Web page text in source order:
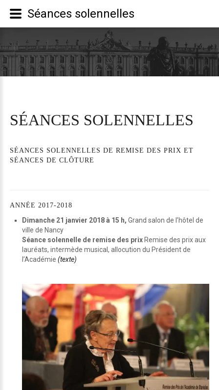
SÉANCES SOLENNELLES
SÉANCES SOLENNELLES DE REMISE DES PRIX ET
SÉANCES DE CLÔTURE
ANNÉE 2017-2018
Dimanche 21 janvier 2018 à 15 h, Grand salon de l’hôtel de
ville de Nancy
Séance solennelle de remise des prix Remise des prix aux
lauréats, intermède musical, allocution du Président de
l’Académie (texte)
Séances solennelles